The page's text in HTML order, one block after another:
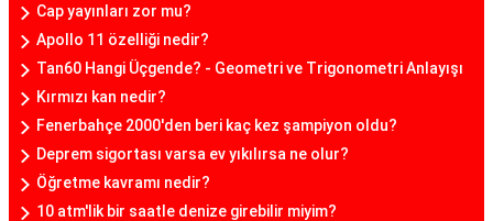
Cap yayınları zor mu?
Apollo 11 özelliği nedir?
Tan60 Hangi Üçgende? - Geometri ve Trigonometri Anlayışı
Kırmızı kan nedir?
Fenerbahçe 2000'den beri kaç kez şampiyon oldu?
Deprem sigortası varsa ev yıkılırsa ne olur?
Öğretme kavramı nedir?
10 atm'lik bir saatle denize girebilir miyim?